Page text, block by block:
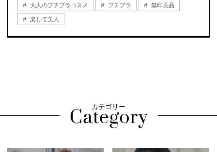
大人のプチプラコスメ
プチプラ
無印良品
楽して美人
カテゴリー